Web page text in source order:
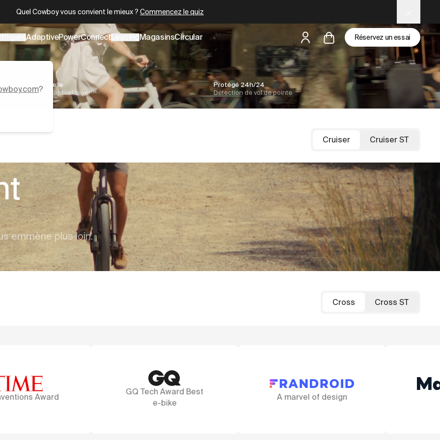
AdaptivePowerConnect MagasinsCircular Réservez un essai
maisil y a des test rides par-là
Conduite naturelle
Technologie AdaptivePower™
Protégé 24h/24
Détection de vol de pointe
Cruiser Cruiser ST
emmène plus loin.
Cross Cross ST
GQ Tech Award Best
e-bike
A marvel of design That fork!
?